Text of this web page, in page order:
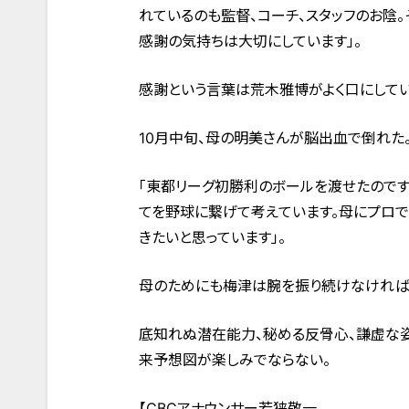
れているのも監督、コーチ、スタッフのお
感謝の気持ちは大切にしています」。
感謝という言葉は荒木雅博がよく口にして
10月中旬、母の明美さんが脳出血で倒れた
「東都リーグ初勝利のボールを渡せたので
てを野球に繋げて考えています。母にプロ
きたいと思っています」。
母のためにも梅津は腕を振り続けなければ
底知れぬ潜在能力、秘める反骨心、謙虚な
来予想図が楽しみでならない。